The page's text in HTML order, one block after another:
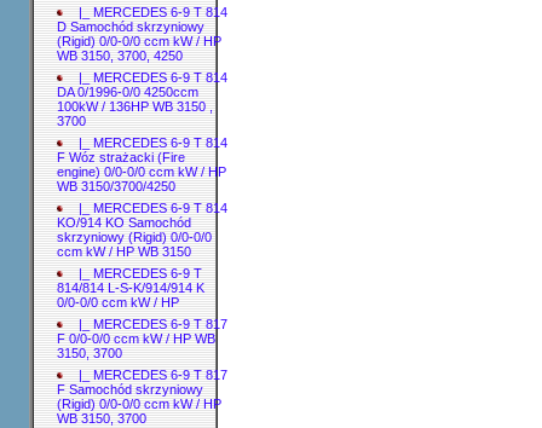
|_ MERCEDES 6-9 T 814
D Samochód skrzyniowy
(Rigid) 0/0-0/0 ccm kW / HP
WB 3150, 3700, 4250
|_ MERCEDES 6-9 T 814
DA 0/1996-0/0 4250ccm
100kW / 136HP WB 3150 ,
3700
|_ MERCEDES 6-9 T 814
F Wóz strażacki (Fire
engine) 0/0-0/0 ccm kW / HP
WB 3150/3700/4250
|_ MERCEDES 6-9 T 814
KO/914 KO Samochód
skrzyniowy (Rigid) 0/0-0/0
ccm kW / HP WB 3150
|_ MERCEDES 6-9 T
814/814 L-S-K/914/914 K
0/0-0/0 ccm kW / HP
|_ MERCEDES 6-9 T 817
F 0/0-0/0 ccm kW / HP WB
3150, 3700
|_ MERCEDES 6-9 T 817
F Samochód skrzyniowy
(Rigid) 0/0-0/0 ccm kW / HP
WB 3150, 3700